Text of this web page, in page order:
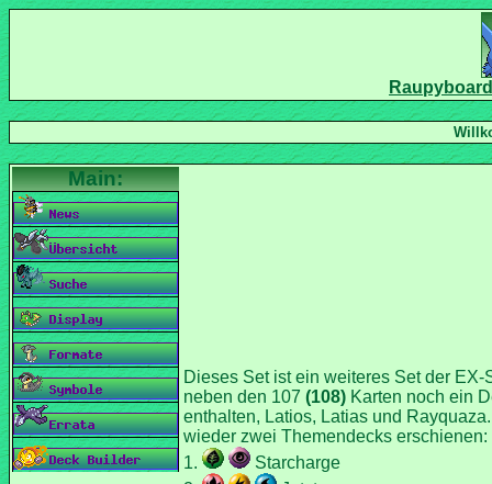
Dieses Set ist ein weiteres Set der
neben den 107
Karten noch ein
enthalten, Latios, Latias und
1.
Starcharge